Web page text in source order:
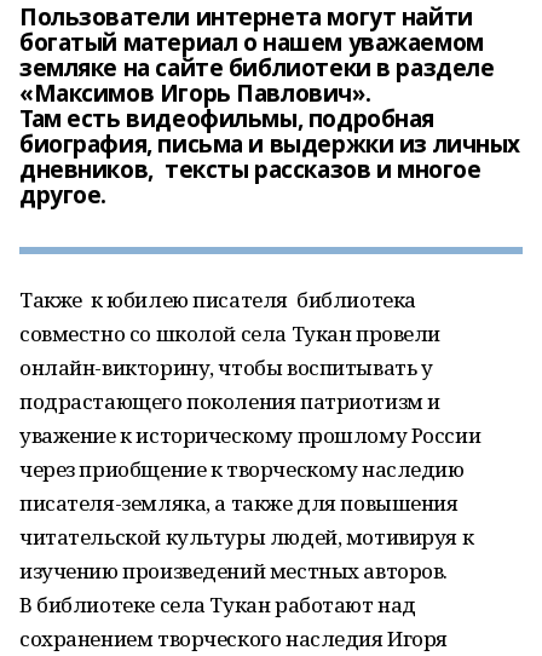
Пользователи интернета могут найти
богатый материал о нашем уважаемом
земляке на сайте библиотеки в разделе
«Максимов Игорь Павлович».
Там есть видеофильмы, подробная
биография, письма и выдержки из личных
дневников, тексты рассказов и многое
другое.
Также к юбилею писателя библиотека
совместно со школой села Тукан провели
онлайн-викторину, чтобы воспитывать у
подрастающего поколения патриотизм и
уважение к историческому прошлому России
через приобщение к творческому наследию
писателя-земляка, а также для повышения
читательской культуры людей, мотивируя к
изучению произведений местных авторов.
В библиотеке села Тукан работают над
сохранением творческого наследия Игоря